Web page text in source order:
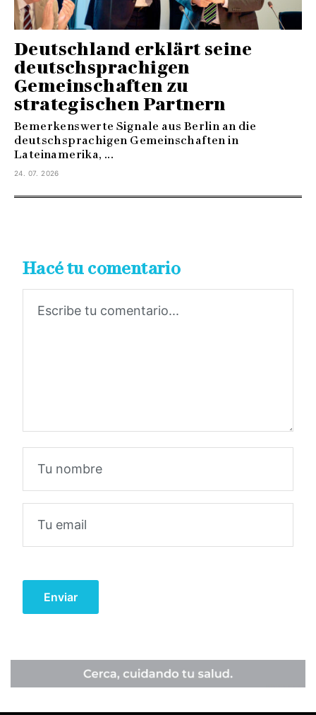
Deutschland erklärt seine
deutschsprachigen
Gemeinschaften zu
strategischen Partnern
Bemerkenswerte Signale aus Berlin an die
deutschsprachigen Gemeinschaften in
Lateinamerika, ...
24. 07. 2026
Hacé tu comentario